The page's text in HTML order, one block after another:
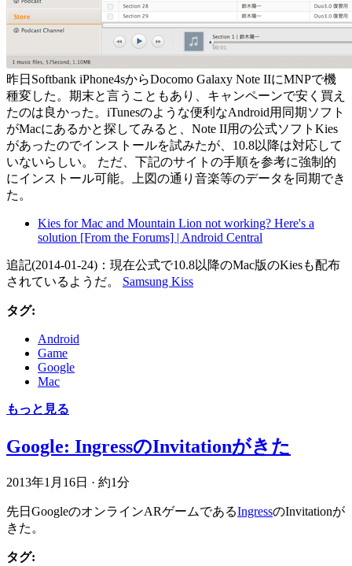
昨日Softbank iPhone4sからDocomo Galaxy Note IIにMNPで機
種変した。期末と言うこともあり、キャンペーンで安く買え
たのは良かった。iTunesのような便利なAndroid用同期ソフト
がMacにあるかと探してみると、Note II用の公式ソフトKies
があったのでインストールを試みたが、10.8以降は対応して
いないらしい。 ただ、下記のサイトの手順を参考に強制的
にインストール可能。上図の通り音楽等のデータを同期でき
た。
Kies for Mac and Mountain Lion not working? Here's a
solution [From the Forums] | Android Central
追記(2014-01-24)：現在公式で10.8以降のMac版のKiesも配布
されているようだ。 Samsung Kiss
タグ:
Android
Game
Google
Mac
もっと見る
Google: IngressのInvitationがきた
2013年1月16日 · 約1分
先日GoogleのオンラインARゲームであるIngressのInvitationが
きた。
タグ: